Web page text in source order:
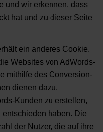
und wir erkennen, dass
hat und zu dieser Seite
ein anderes Cookie.
Websites von AdWords-
mithilfe des Conversion-
dienen dazu,
Kunden zu erstellen,
entschieden haben. Die
der Nutzer, die auf ihre